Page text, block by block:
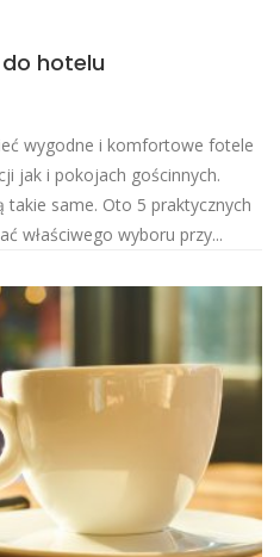
hotelu
wygodne i komfortowe fotele
jak i pokojach gościnnych.
takie same. Oto 5 praktycznych
właściwego wyboru przy...